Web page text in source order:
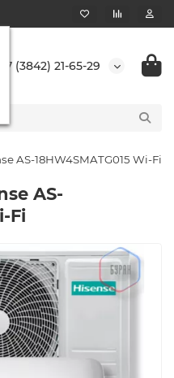
+7 (3842) 21-65-29
AS-18HW4SMATG015 Wi-Fi
AS-
Fi